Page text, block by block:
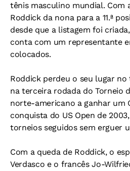
tênis masculino mundial. Com
Roddick da nona para a 11.ª
desde que a listagem foi
conta com um representante
colocados.
Roddick perdeu o seu lugar no
na terceira rodada do Torneio
norte-americano a ganhar um
conquista do US Open de
torneios seguidos sem erguer
Com a queda de Roddick, o
Verdasco e o francês Jo-